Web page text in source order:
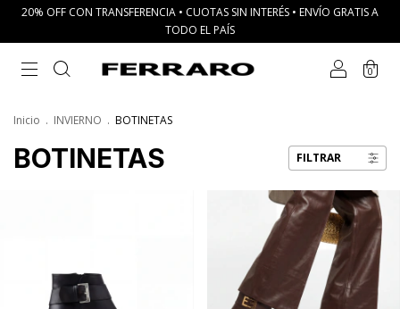
20% OFF CON TRANSFERENCIA • CUOTAS SIN INTERÉS • ENVÍO GRATIS A
TODO EL PAÍS
0
Inicio . INVIERNO . BOTINETAS
BOTINETAS FILTRAR